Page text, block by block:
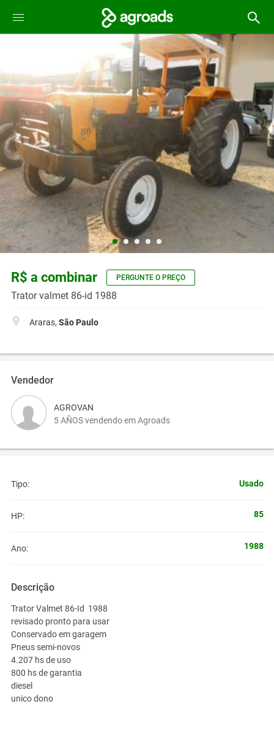
R$ a combinar PERGUNTE O PREÇO
Trator valmet 86-id 1988
Araras, São Paulo
Vendedor
AGROVAN
5 AÑOS vendendo em Agroads
Tipo: Usado
HP: 85
Ano: 1988
Descrição
Trator Valmet 86-Id 1988
revisado pronto para usar
Conservado em garagem
Pneus semi-novos
4.207 hs de uso
800 hs de garantia
diesel
unico dono